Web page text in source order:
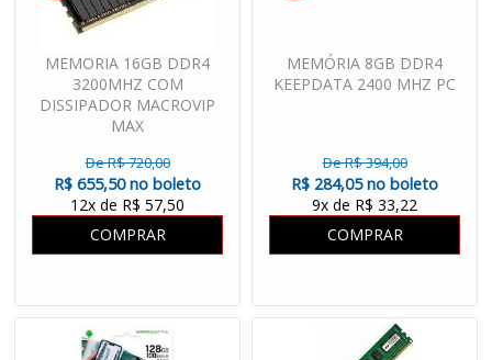
MEMORIA 16GB DDR4
3200MHZ COM
DISSIPADOR MACROVIP
MAX
De R$ 720,00
R$ 655,50 no boleto
12x de R$ 57,50
COMPRAR
MEMÓRIA 8GB DDR4
KEEPDATA 2400 MHZ PC
De R$ 394,00
R$ 284,05 no boleto
9x de R$ 33,22
COMPRAR